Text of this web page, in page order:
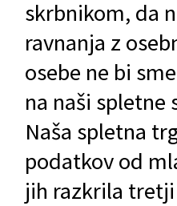
skrbnikom, da
ravnanja z
osebe ne bi
na naši spletne
Naša spletna
podatkov od
jih razkrila